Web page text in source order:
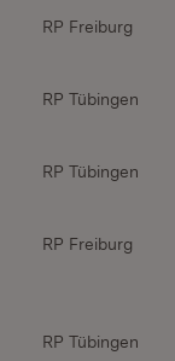
RP Freiburg
RP Tübingen
RP Tübingen
RP Freiburg
RP Tübingen